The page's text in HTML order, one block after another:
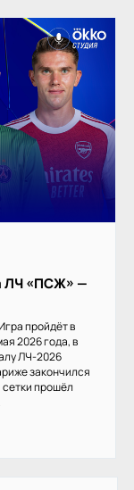
ЛЧ «ПСЖ» —
пройдёт в
2026 года, в
ЛЧ-2026
закончился
сетки прошёл